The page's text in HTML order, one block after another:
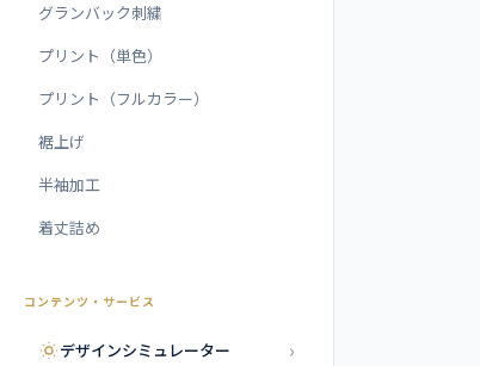
グランバック刺繍
プリント（単色）
プリント（フルカラー）
裾上げ
半袖加工
着丈詰め
コンテンツ・サービス
デザインシミュレーター ›